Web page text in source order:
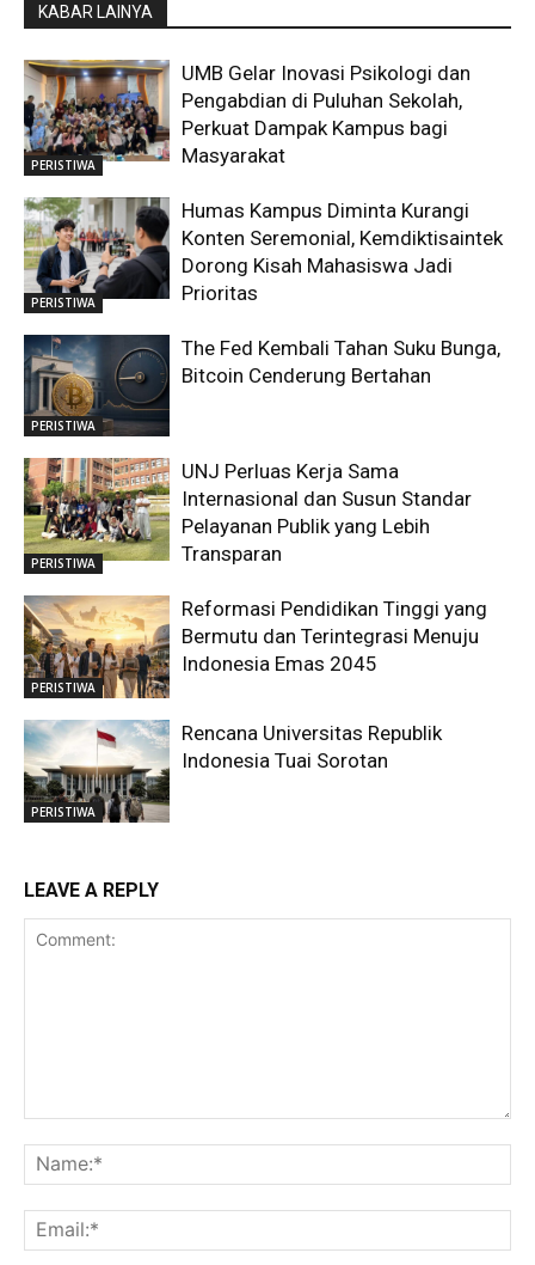
KABAR LAINYA
PERISTIWA
UMB Gelar Inovasi Psikologi dan
Pengabdian di Puluhan Sekolah,
Perkuat Dampak Kampus bagi
Masyarakat
PERISTIWA
Humas Kampus Diminta Kurangi
Konten Seremonial, Kemdiktisaintek
Dorong Kisah Mahasiswa Jadi
Prioritas
PERISTIWA
The Fed Kembali Tahan Suku Bunga,
Bitcoin Cenderung Bertahan
PERISTIWA
UNJ Perluas Kerja Sama
Internasional dan Susun Standar
Pelayanan Publik yang Lebih
Transparan
PERISTIWA
Reformasi Pendidikan Tinggi yang
Bermutu dan Terintegrasi Menuju
Indonesia Emas 2045
PERISTIWA
Rencana Universitas Republik
Indonesia Tuai Sorotan
LEAVE A REPLY